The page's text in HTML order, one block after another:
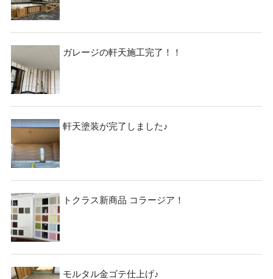
ガレージの軒天施工完了！！
軒天塗装が完了しました♪
トクラス新商品 コラージア！
モルタル金ゴテ仕上げ♪